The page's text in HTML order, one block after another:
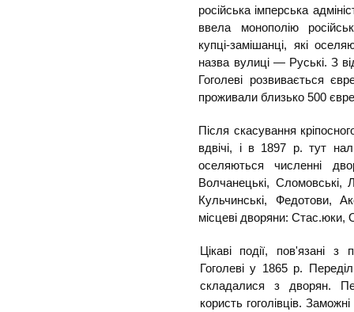
російська імперська
ввела монополію
купці-замішанці, які
назва вулиці — Руські. З
Гоголеві розвивається
проживали близько 500
Після скасування
вдвічі, і в 1897 р. тут
оселяються численні
Волчанецькі, Сломовські,
Кульчинські, Федотови,
місцеві дворяни: Стас.юки,
Цікаві події, пов'язані
Гоголеві у 1865 р.
складалися з дворян.
користь гоголівців.